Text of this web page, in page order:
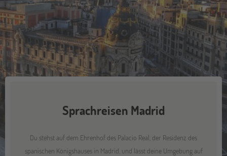
Sprachreisen Madrid
Du stehst auf dem Ehrenhof des Palacio Real, der Residenz des
spanischen Königshauses in Madrid, und lässt deine Umgebung auf